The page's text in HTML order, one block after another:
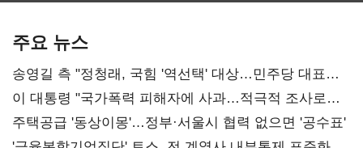
주요 뉴스
송영길 측 "정청래, 국힘 '역선택' 대상…민주당 대표로
총선 지휘 못해"
이 대통령 "국가폭력 피해자에 사과…적극적 조사로
진실 밝혀야"
주택공급 '동상이몽'…정부·서울시 협력 없으면 '공수표'